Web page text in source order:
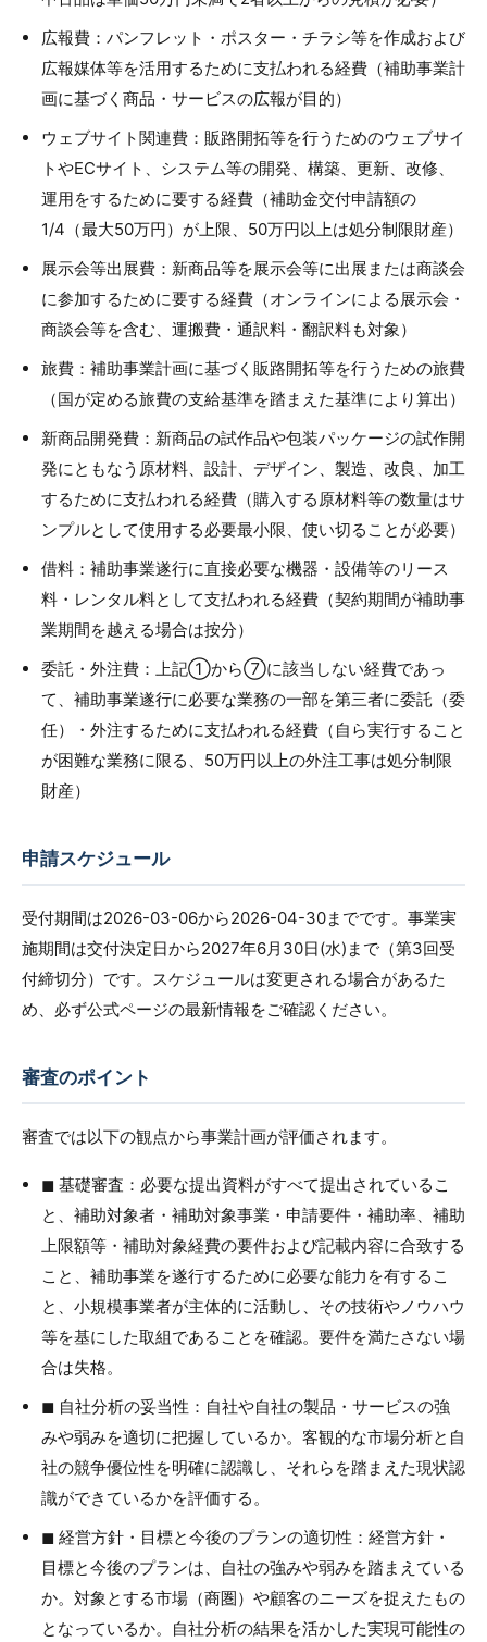
広報費：パンフレット・ポスター・チラシ等を作成および
広報媒体等を活用するために支払われる経費（補助事業計
画に基づく商品・サービスの広報が目的）
ウェブサイト関連費：販路開拓等を行うためのウェブサイ
トやECサイト、システム等の開発、構築、更新、改修、
運用をするために要する経費（補助金交付申請額の
1/4（最大50万円）が上限、50万円以上は処分制限財産）
展示会等出展費：新商品等を展示会等に出展または商談会
に参加するために要する経費（オンラインによる展示会・
商談会等を含む、運搬費・通訳料・翻訳料も対象）
旅費：補助事業計画に基づく販路開拓等を行うための旅費
（国が定める旅費の支給基準を踏まえた基準により算出）
新商品開発費：新商品の試作品や包装パッケージの試作開
発にともなう原材料、設計、デザイン、製造、改良、加工
するために支払われる経費（購入する原材料等の数量はサ
ンプルとして使用する必要最小限、使い切ることが必要）
借料：補助事業遂行に直接必要な機器・設備等のリース
料・レンタル料として支払われる経費（契約期間が補助事
業期間を越える場合は按分）
委託・外注費：上記①から⑦に該当しない経費であっ
て、補助事業遂行に必要な業務の一部を第三者に委託（委
任）・外注するために支払われる経費（自ら実行すること
が困難な業務に限る、50万円以上の外注工事は処分制限
財産）
申請スケジュール
受付期間は2026-03-06から2026-04-30までです。事業実
施期間は交付決定日から2027年6月30日(水)まで（第3回受
付締切分）です。スケジュールは変更される場合があるた
め、必ず公式ページの最新情報をご確認ください。
審査のポイント
審査では以下の観点から事業計画が評価されます。
◼︎ 基礎審査：必要な提出資料がすべて提出されているこ
と、補助対象者・補助対象事業・申請要件・補助率、補助
上限額等・補助対象経費の要件および記載内容に合致する
こと、補助事業を遂行するために必要な能力を有するこ
と、小規模事業者が主体的に活動し、その技術やノウハウ
等を基にした取組であることを確認。要件を満たさない場
合は失格。
◼︎ 自社分析の妥当性：自社や自社の製品・サービスの強
みや弱みを適切に把握しているか。客観的な市場分析と自
社の競争優位性を明確に認識し、それらを踏まえた現状認
識ができているかを評価する。
◼︎ 経営方針・目標と今後のプランの適切性：経営方針・
目標と今後のプランは、自社の強みや弱みを踏まえている
か。対象とする市場（商圏）や顧客のニーズを捉えたもの
となっているか。自社分析の結果を活かした実現可能性の